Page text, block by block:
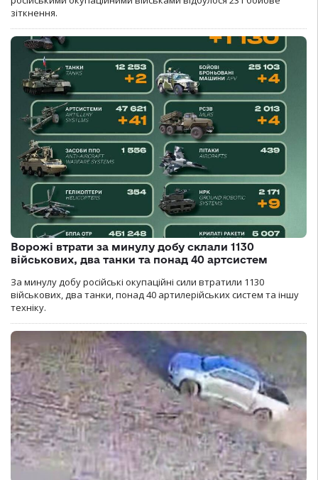
зіткнення.
Ворожі втрати за минулу добу склали 1130
військових, два танки та понад 40 артсистем
За минулу добу російські окупаційні сили втратили 1130
військових, два танки, понад 40 артилерійських систем та іншу
техніку.